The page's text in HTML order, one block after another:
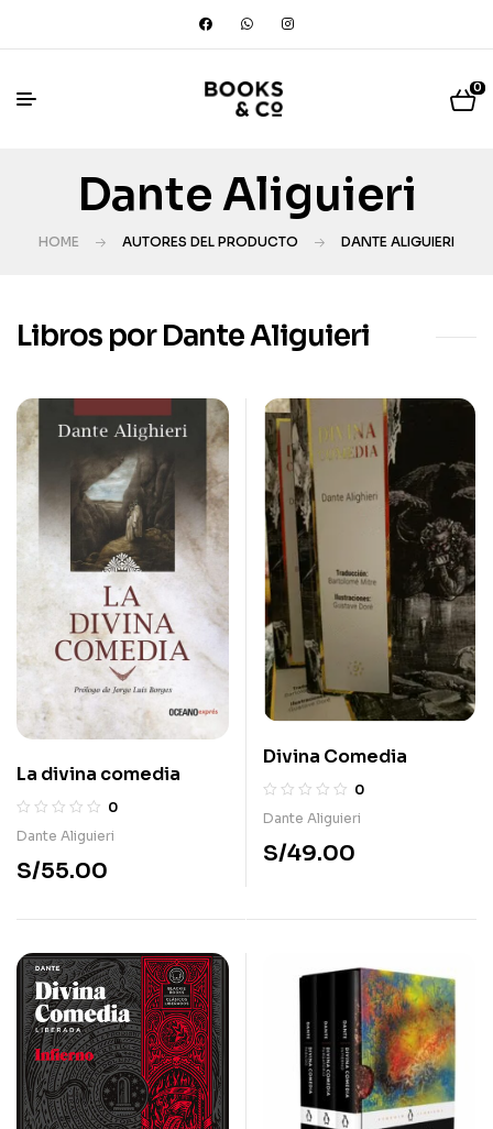
0
Dante Aliguieri
HOME AUTORES DEL PRODUCTO DANTE ALIGUIERI
Libros por Dante Aliguieri
La divina comedia
0
Dante Aliguieri
S/55.00
Divina Comedia
0
Dante Aliguieri
S/49.00